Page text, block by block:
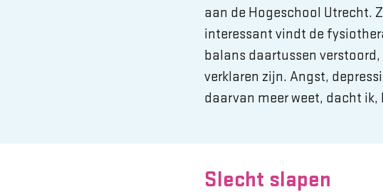
aan de Hogeschool Utrecht.
interessant vindt de
balans daartussen
verklaren zijn. Angst,
daarvan meer weet, dacht ik,
Slecht slapen